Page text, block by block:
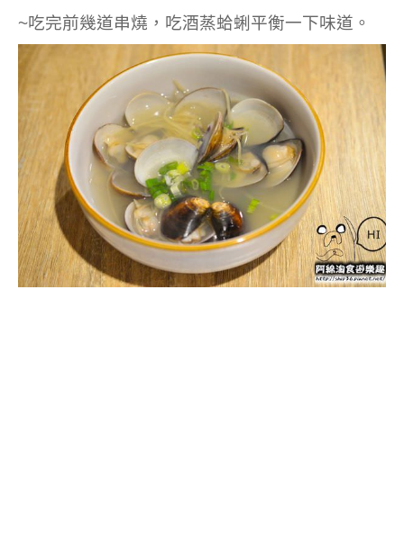
~吃完前幾道串燒，吃酒蒸蛤蜊平衡一下味道。